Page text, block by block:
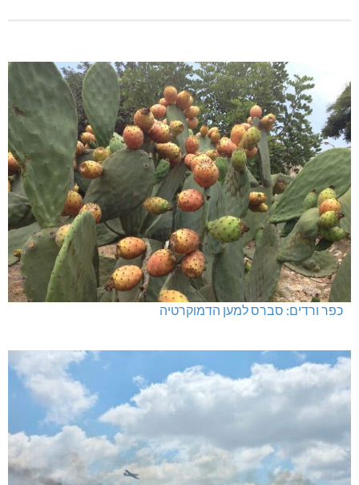
כפר ורדים: סברס למען הדמוקרטיה